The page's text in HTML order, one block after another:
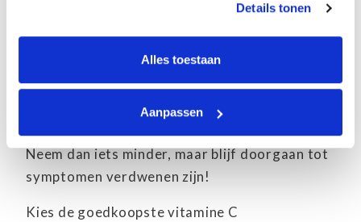
Details tonen
Alles toestaan
Aanpassen
Hoeveel precies is niet aan te
geven, alleen je lichaam weet dit!
Blijf elke uur 1.000 mg innemen tot je darmen
Neem dan iets minder, maar blijf doorgaan tot
symptomen verdwenen zijn!
Kies de goedkoopste vitamine C